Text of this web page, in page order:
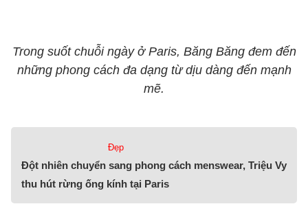
Trong suốt chuỗi ngày ở Paris, Băng Băng đem đến
những phong cách đa dạng từ dịu dàng đến mạnh
mẽ.
Đẹp
Đột nhiên chuyển sang phong cách menswear, Triệu Vy
thu hút rừng ống kính tại Paris